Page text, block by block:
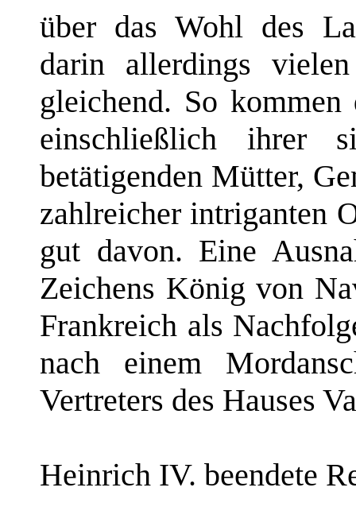
über das Wohl des
darin allerdings
gleichend. So
einschließlich ihrer
betätigenden Mütter,
zahlreicher intriganten
gut davon. Eine
Zeichens König von
Frankreich als
nach einem
Vertreters des Hauses
Heinrich IV. beendete